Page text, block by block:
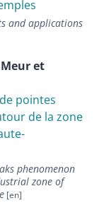
and applications
et
pointes
de la zone
phenomenon
zone of